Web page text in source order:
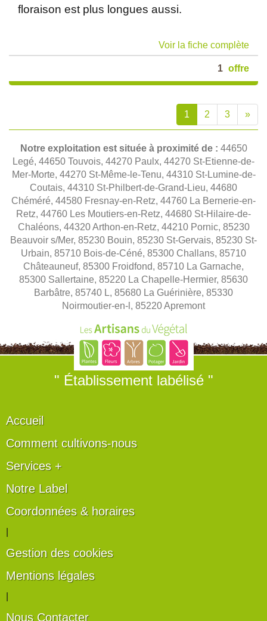
floraison est plus longues aussi.
Voir la fiche complète
1 offre
1 2 3 »
Notre exploitation est située à proximité de : 44650
Legé, 44650 Touvois, 44270 Paulx, 44270 St-Etienne-de-
Mer-Morte, 44270 St-Même-le-Tenu, 44310 St-Lumine-de-
Coutais, 44310 St-Philbert-de-Grand-Lieu, 44680
Chéméré, 44580 Fresnay-en-Retz, 44760 La Bernerie-en-
Retz, 44760 Les Moutiers-en-Retz, 44680 St-Hilaire-de-
Chaléons, 44320 Arthon-en-Retz, 44210 Pornic, 85230
Beauvoir s/Mer, 85230 Bouin, 85230 St-Gervais, 85230 St-
Urbain, 85710 Bois-de-Céné, 85300 Challans, 85710
Châteauneuf, 85300 Froidfond, 85710 La Garnache,
85300 Sallertaine, 85220 La Chapelle-Hermier, 85630
Barbâtre, 85740 L, 85680 La Guérinière, 85330
Noirmoutier-en-l, 85220 Apremont
" Établissement labélisé "
Accueil
Comment cultivons-nous
Services +
Notre Label
Coordonnées & horaires
Gestion des cookies
Mentions légales
Nous Contacter